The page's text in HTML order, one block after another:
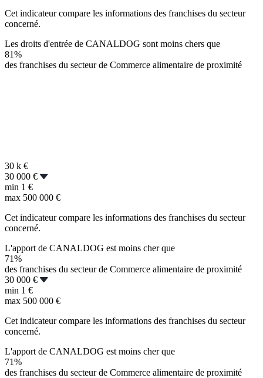
Cet indicateur compare les informations des franchises du secteur
concerné.
Les droits d'entrée de CANALDOG sont moins chers que
81%
des franchises du secteur de Commerce alimentaire de proximité
30 k €
30 000 €
min 1 €
max 500 000 €
Cet indicateur compare les informations des franchises du secteur
concerné.
L'apport de CANALDOG est moins cher que
71%
des franchises du secteur de Commerce alimentaire de proximité
30 000 €
min 1 €
max 500 000 €
Cet indicateur compare les informations des franchises du secteur
concerné.
L'apport de CANALDOG est moins cher que
71%
des franchises du secteur de Commerce alimentaire de proximité